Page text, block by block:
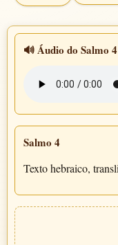
🔊 Áudio do Salmo 4
Salmo 4
Texto hebraico,